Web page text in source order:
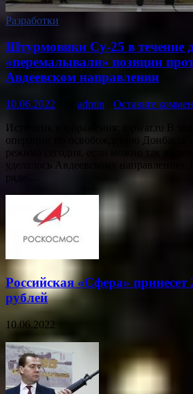
Разработки
Штурмовики Су-25 в течение
«перемалывали» позиции
Авдеевском направлении
10.06.2022 admin
Оставьте
Источник изображения: topwar.ru В
операции по освобождению Донбасса
режима сегодня, если можно так
уделялось Авдеевскому направлению.
ряде …
Российская «Сфера» принесет
рублей
10.06.2022